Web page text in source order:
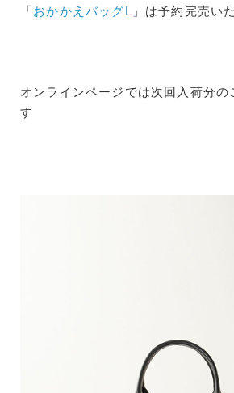
「おかかえバッグL 」は予約完売い
オンラインページでは次回入荷分の
す